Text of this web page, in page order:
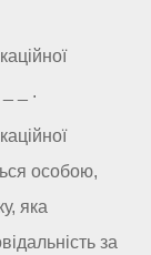
_ _ .
особою,
яка
за